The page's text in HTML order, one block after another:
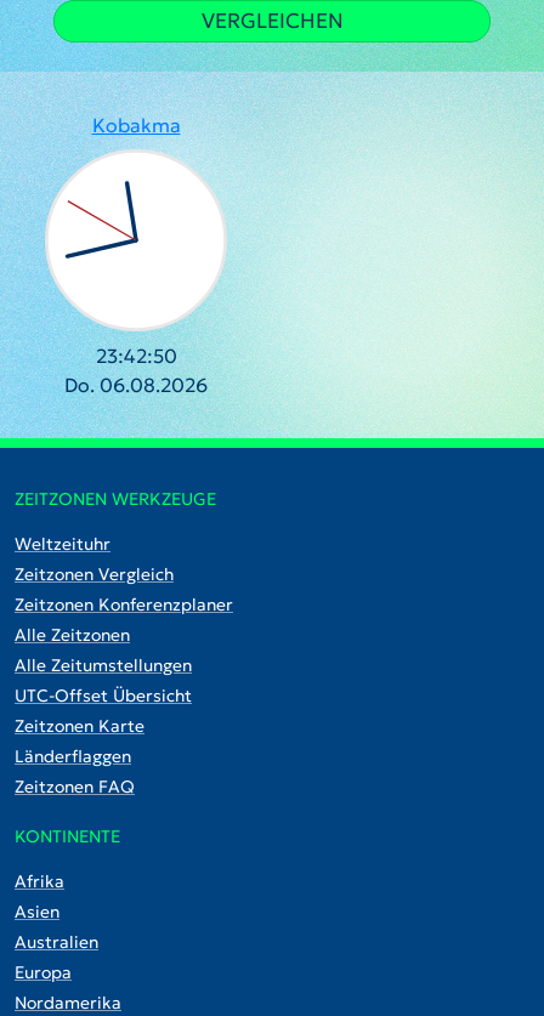
VERGLEICHEN
Kobakma
23:42:51
Do. 06.08.2026
ZEITZONEN WERKZEUGE
Weltzeituhr
Zeitzonen Vergleich
Zeitzonen Konferenzplaner
Alle Zeitzonen
Alle Zeitumstellungen
UTC-Offset Übersicht
Zeitzonen Karte
Länderflaggen
Zeitzonen FAQ
KONTINENTE
Afrika
Asien
Australien
Europa
Nordamerika